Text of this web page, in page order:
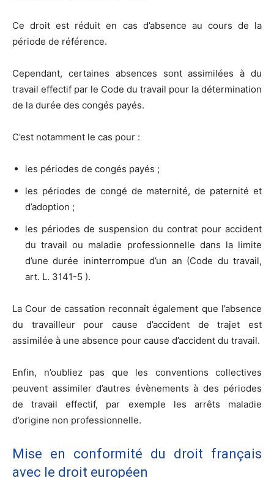
Ce droit est réduit en cas d’absence au cours de la
période de référence.
Cependant, certaines absences sont assimilées à du
travail effectif par le Code du travail pour la détermination
de la durée des congés payés.
C’est notamment le cas pour :
les périodes de congés payés ;
les périodes de congé de maternité, de paternité et
d’adoption ;
les périodes de suspension du contrat pour accident
du travail ou maladie professionnelle dans la limite
d’une durée ininterrompue d’un an (Code du travail,
art. L. 3141-5 ).
La Cour de cassation reconnaît également que l’absence
du travailleur pour cause d’accident de trajet est
assimilée à une absence pour cause d’accident du travail.
Enfin, n’oubliez pas que les conventions collectives
peuvent assimiler d’autres évènements à des périodes
de travail effectif, par exemple les arrêts maladie
d’origine non professionnelle.
Mise en conformité du droit français
avec le droit européen